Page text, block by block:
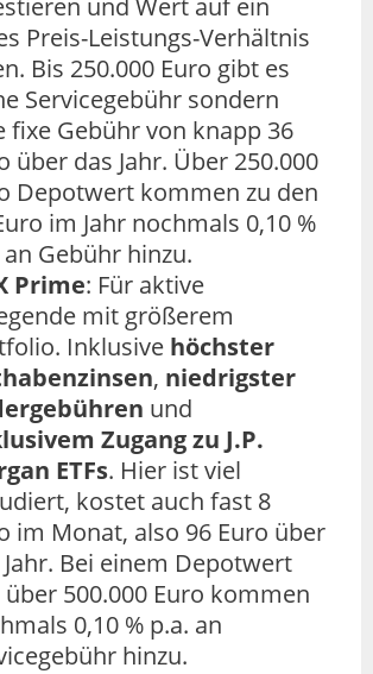
und Wert auf ein
Preis-Leistungs-Verhältnis
Bis 250.000 Euro gibt es
Servicegebühr sondern
fixe Gebühr von knapp 36
über das Jahr. Über 250.000
Depotwert kommen zu den
im Jahr nochmals 0,10 %
an Gebühr hinzu.
Prime: Für aktive
mit größerem
Inklusive höchster
, niedrigster
und
Zugang zu J.P.
ETFs. Hier ist viel
kostet auch fast 8
im Monat, also 96 Euro über
Jahr. Bei einem Depotwert
500.000 Euro kommen
0,10 % p.a. an
hinzu.